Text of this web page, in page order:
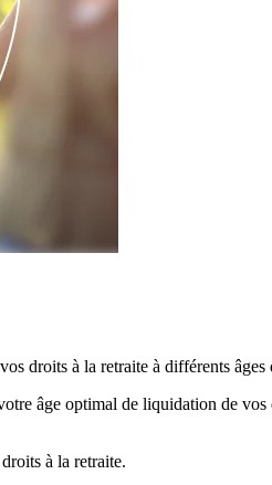
droits à la retraite à différents
âge optimal de liquidation de
à la retraite.